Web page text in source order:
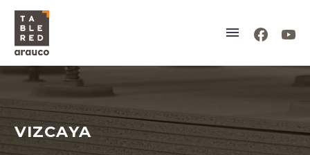
VIZCAYA